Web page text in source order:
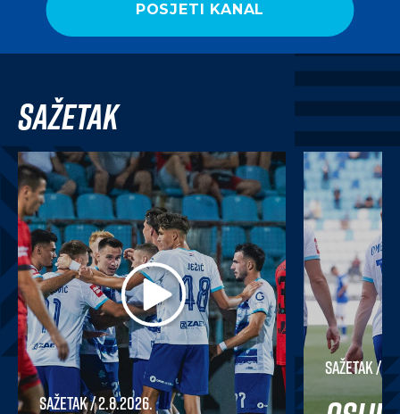
POSJETI KANAL
Sažetak
Sažetak/ 2.8.2026.
Sažetak/